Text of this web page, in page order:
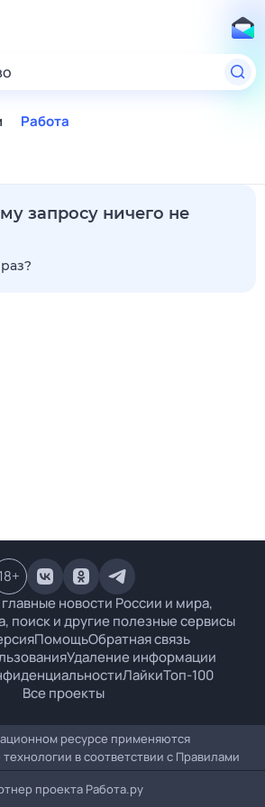
Работа
запросу ничего не
новости России и мира,
поиск и другие полезные сервисы
ПомощьОбратная связь
Удаление информации
ЛайкиТоп-100
Все проекты
18+
ресурсе применяются
в соответствии с Правилами
проекта Работа.ру